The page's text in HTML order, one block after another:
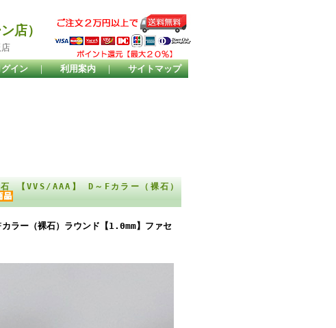
店）
イン ｜ 利用案内 ｜ サイトマップ
【VVS/AAA】 D～Fカラー（裸石）
ラー（裸石）ラウンド【1.0mm】ファセ